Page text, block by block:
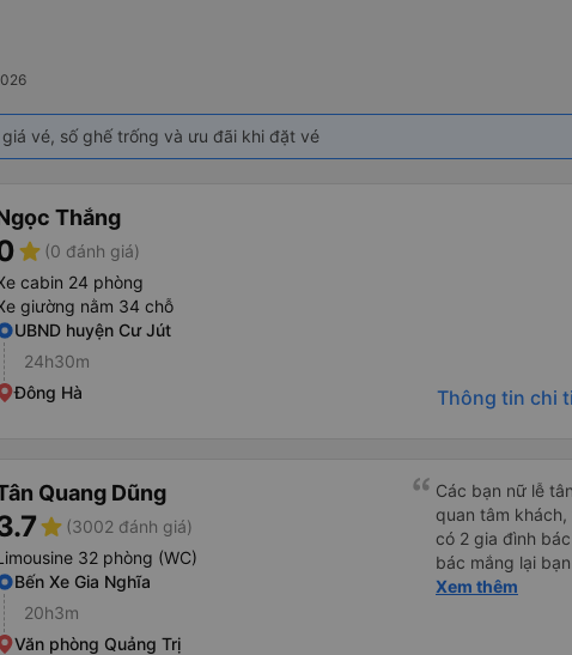
vé, số ghế trống và ưu đãi khi đặt vé
Thắng
star (0 đánh giá)
cabin 24 phòng
giường nằm 34 chỗ
UBND huyện Cư Jút
24h30m
Đông Hà
Thông tin chi
Quang Dũng
star (3002 đánh giá)
32 phòng (WC)
Bến Xe Gia Nghĩa
20h3m
Văn phòng Quảng Trị
Các bạn nữ lễ
quan tâm khách, vui vẻ,
có 2 gia đình
bác mắng lại
ngược lại nha.
nhau xuất hiện trong giấc mơ
Xem thêm